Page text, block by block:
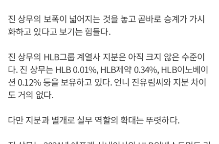
진 상무의 보폭이 넓어지는 것을 놓고 곧바로 승계가 가시
화하고 있다고 보기는 힘들다.
진 상무의 HLB그룹 계열사 지분은 아직 크지 않은 수준이
다. 진 상무는 HLB 0.01%, HLB제약 0.34%, HLB이노베이
션 0.12% 등을 보유하고 있다. 언니 진유림씨와 지분 차이
도 거의 없다.
다만 지분과 별개로 실무 역할의 확대는 뚜렷하다.